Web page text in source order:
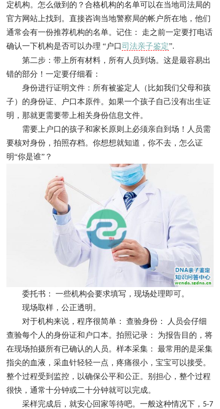
定机构。怎么做到的？合格机构的名单可以在当地司法局的
官方网站上找到。直接咨询当地警察局的帐户所在地，他们
通常会有一份推荐机构的名单。记住： 走之前一定要打电话
确认一下机构是否可以办理 “户口司法亲子鉴定”.
第二步：带上所有材料，所有人员到场。这是最容易出
错的部分！一定要仔细看：
身份进行证明文件：所有被鉴定人（比如我们父母和孩
子）的身份证、户口本原件。如果一个孩子自己没有出生证
明，那就更需要带上相关身份信息文件。
需要上户口的孩子和家长原则上必须亲自到场！人员需
要核对身份，拍照存档。你想想就知道，你不去，怎么证
明“你是谁”？
委托书： 一些机构会要求填写，现场处理即可。
现场取样，公正透明。
对于机构来说，程序很简单： 查验身份： 人员会仔细
查验每个人的身份证和户口本。拍照记录： 为报告目的，将
在现场拍摄所有已确认的人员。样本采集： 最常用的是采集
指尖的血液，采血针轻轻一点，疼痛很小，宝宝可以接受。
整个过程受到监控，以确保公平和公正。别担心，整个过程
很快，通常十分钟或二十分钟就可以完成。
采样完成后，就安心回家等待吧。一般这种情况下， 5-7